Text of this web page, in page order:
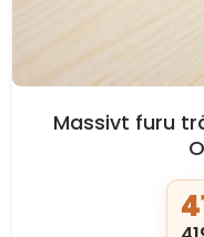
Massivt furu